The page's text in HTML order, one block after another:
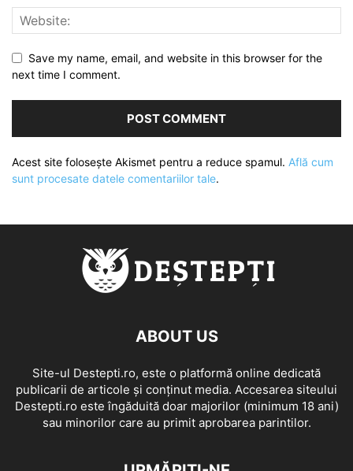
Save my name, email, and website in this browser for the
next time I comment.
Acest site folosește Akismet pentru a reduce spamul. Află cum
sunt procesate datele comentariilor tale.
ABOUT US
Site-ul Destepti.ro, este o platformă online dedicată
publicarii de articole și conținut media. Accesarea siteului
Destepti.ro este îngăduită doar majorilor (minimum 18 ani)
sau minorilor care au primit aprobarea parintilor.